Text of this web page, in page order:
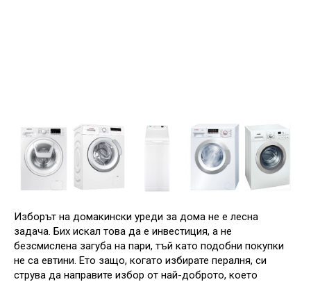
Изборът на домакински уреди за дома не е лесна
задача. Бих искал това да е инвестиция, а не
безсмислена загуба на пари, тъй като подобни покупки
не са евтини. Ето защо, когато избирате пералня, си
струва да направите избор от най-доброто, което